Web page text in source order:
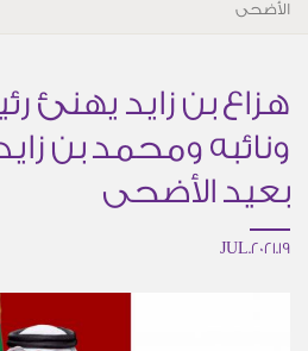
الأضحى
هزاع بن زايد يهنئ
ونائبه ومحمد بن
بعيد الأضحى
19.JUL.2021